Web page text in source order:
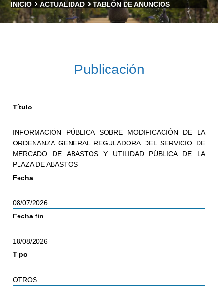
INICIO ACTUALIDAD TABLÓN DE ANUNCIOS
Publicación
Título
INFORMACIÓN PÚBLICA SOBRE MODIFICACIÓN DE LA
ORDENANZA GENERAL REGULADORA DEL SERVICIO DE
MERCADO DE ABASTOS Y UTILIDAD PÚBLICA DE LA
PLAZA DE ABASTOS
Fecha
08/07/2026
Fecha fin
18/08/2026
Tipo
OTROS